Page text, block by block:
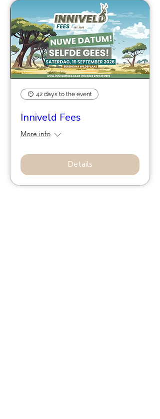
42 days to the event
Inniveld Fees
More info
Details